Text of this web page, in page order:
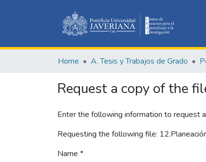
Home A. Tesis y Trabajos de Grado
Request a copy of the
Enter the following information to request
Requesting the following file:
Name *